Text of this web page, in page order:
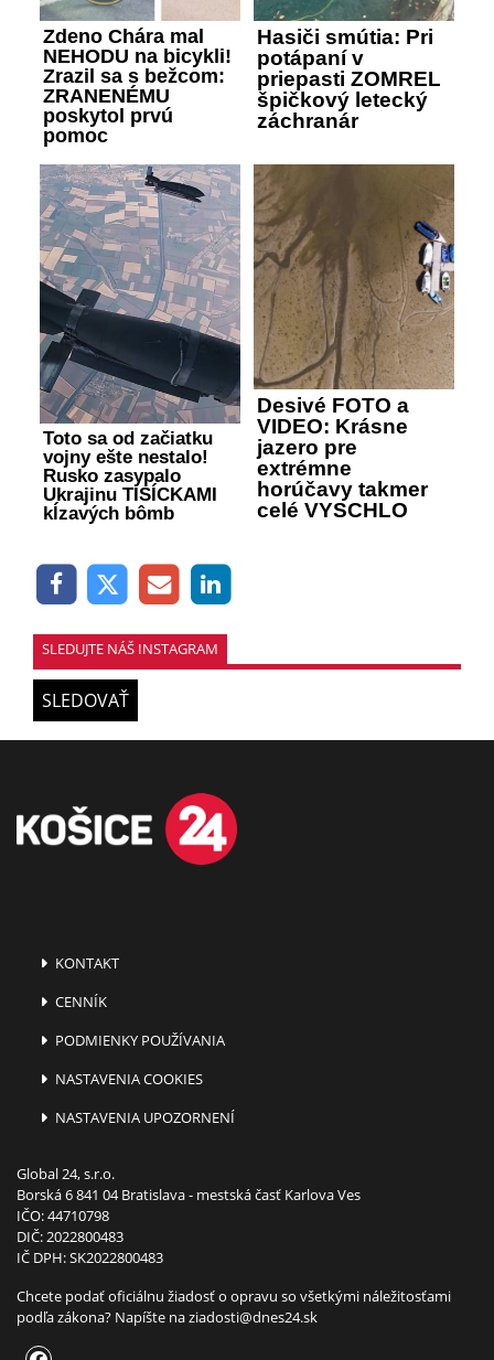
Zdeno Chára mal
NEHODU na bicykli!
Zrazil sa s bežcom:
ZRANENÉMU
poskytol prvú
pomoc
Hasiči smútia: Pri
potápaní v
priepasti ZOMREL
špičkový letecký
záchranár
Toto sa od začiatku
vojny ešte nestalo!
Rusko zasypalo
Ukrajinu TISÍCKAMI
kĺzavých bômb
Desivé FOTO a
VIDEO: Krásne
jazero pre
extrémne
horúčavy takmer
celé VYSCHLO
SLEDUJTE NÁŠ INSTAGRAM
SLEDOVAŤ
KONTAKT
CENNÍK
PODMIENKY POUŽÍVANIA
NASTAVENIA COOKIES
NASTAVENIA UPOZORNENÍ
Global 24, s.r.o.
Borská 6 841 04 Bratislava - mestská časť Karlova Ves
IČO: 44710798
DIČ: 2022800483
IČ DPH: SK2022800483
Chcete podať oficiálnu žiadosť o opravu so všetkými náležitosťami
podľa zákona? Napíšte naziadosti@dnes24.sk